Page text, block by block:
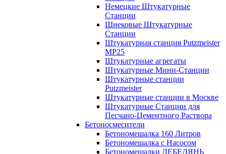
Немецкие Штукатурные
Станции
Шнековые Штукатурные
Станции
Штукатурная станция Putzmeister
MP25
Штукатурные агрегаты
Штукатурные Мини-Станции
Штукатурные станции
Putzmeister
Штукатурные станции в Москве
Штукатурные Станции для
Песчано-Цементного Раствора
Бетоносмесители
Бетономешалка 160 Литров
Бетономешалка с Насосом
Бетономешалки ЛЕБЕДЯНЬ